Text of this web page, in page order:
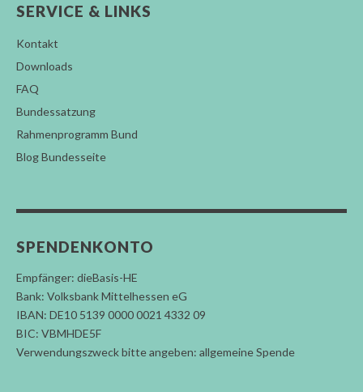
SERVICE & LINKS
Kontakt
Downloads
FAQ
Bundessatzung
Rahmenprogramm Bund
Blog Bundesseite
SPENDENKONTO
Empfänger: dieBasis-HE
Bank: Volksbank Mittelhessen eG
IBAN: DE10 5139 0000 0021 4332 09
BIC: VBMHDE5F
Verwendungszweck bitte angeben: allgemeine Spende